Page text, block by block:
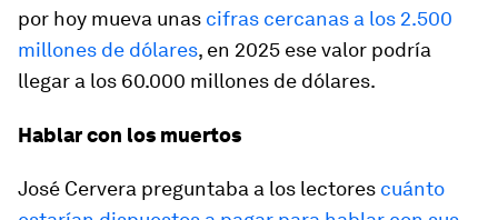
por hoy mueva unas cifras cercanas a los 2.500
millones de dólares, en 2025 ese valor podría
llegar a los 60.000 millones de dólares.
Hablar con los muertos
José Cervera preguntaba a los lectores cuánto